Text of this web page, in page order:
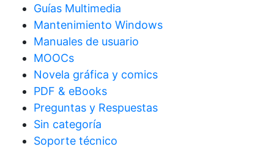
Guías Multimedia
Mantenimiento Windows
Manuales de usuario
MOOCs
Novela gráfica y comics
PDF & eBooks
Preguntas y Respuestas
Sin categoría
Soporte técnico